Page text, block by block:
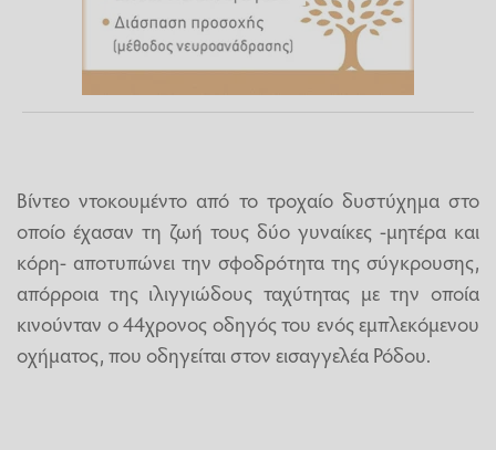
Βίντεο ντοκουμέντο από το τροχαίο δυστύχημα στο
οποίο έχασαν τη ζωή τους δύο γυναίκες -μητέρα και
κόρη- αποτυπώνει την σφοδρότητα της σύγκρουσης,
απόρροια της ιλιγγιώδους ταχύτητας με την οποία
κινούνταν ο 44χρονος οδηγός του ενός εμπλεκόμενου
οχήματος, που οδηγείται στον εισαγγελέα Ρόδου.